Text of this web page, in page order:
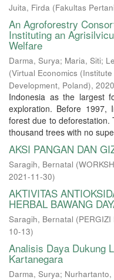
Juita, Firda (Fakultas
An Agroforestry
Instituting an
Welfare
Darma, Surya; Maria, Siti;
(Virtual Economics
Development, Poland),
Indonesia as the largest
exploration. Before 1997,
forest due to
thousand trees with no
AKSI PANGAN DAN
Saragih, Bernatal (
2021-11-30)
AKTIVITAS
HERBAL BAWANG
Saragih, Bernatal (PERGIZI
10-13)
Analisis Daya Dukung
Kartanegara
Darma, Surya;